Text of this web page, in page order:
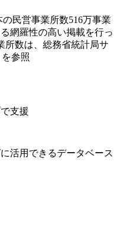
民営事業所数516万事業
網羅性の高い掲載を行っ
所数は、総務省統計局サ
を参照
支援
活用できるデータベース